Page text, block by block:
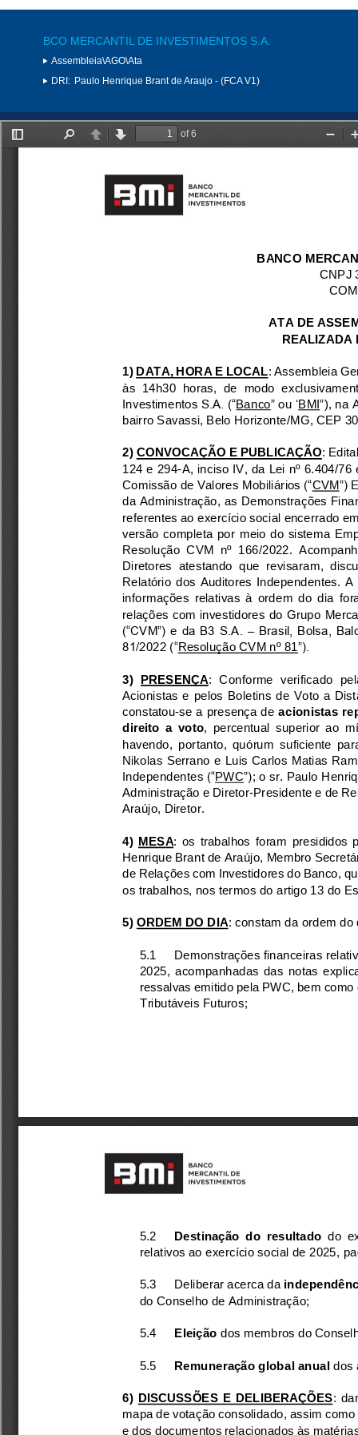
BCO MERCANTIL DE INVESTIMENTOS S.A.
Assembleia\AGO\Ata
DRI: Paulo Henrique Brant de Araujo - (FCA V1)